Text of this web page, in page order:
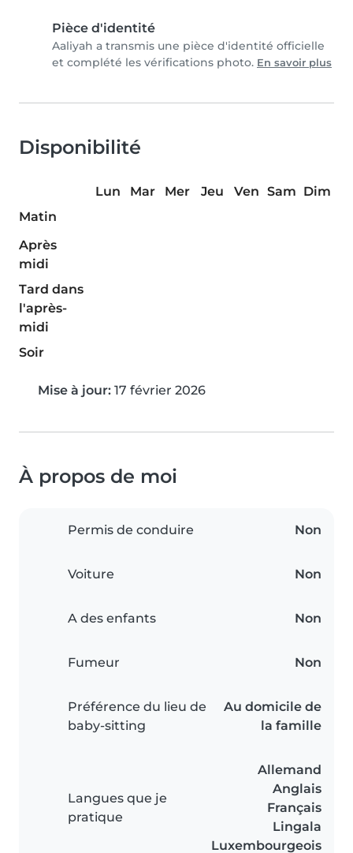
Pièce d'identité
Aaliyah a transmis une pièce d'identité officielle
et complété les vérifications photo. En savoir plus
Disponibilité
Lun Mar Mer Jeu Ven Sam Dim
Matin
Après
midi
Tard dans
l'après-
midi
Soir
Mise à jour: 17 février 2026
À propos de moi
Permis de conduire Non
Voiture Non
A des enfants Non
Fumeur Non
Préférence du lieu de
baby-sitting
Au domicile de
la famille
Langues que je
pratique
Allemand
Anglais
Français
Lingala
Luxembourgeois